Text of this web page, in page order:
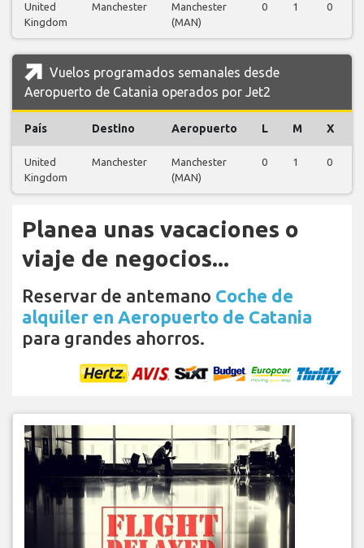
United
Kingdom
Manchester
Manchester
(MAN)
0 1 0
Vuelos programados semanales desde
Aeropuerto de Catania operados por Jet2
País Destino Aeropuerto L M X
United
Kingdom
Manchester
Manchester
(MAN)
0 1 0
Planea unas vacaciones o
viaje de negocios...
Reservar de antemano Coche de
alquiler en Aeropuerto de Catania
para grandes ahorros.